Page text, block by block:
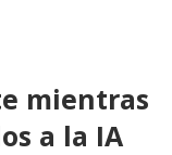
mientras
a la IA